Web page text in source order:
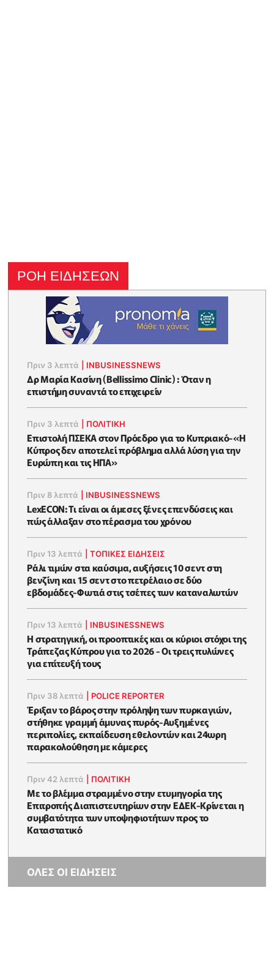
ΡΟΗ ΕΙΔΗΣΕΩΝ
Πριν 3 λεπτά INBUSINESSNEWS
Δρ Μαρία Κασίνη (Bellissimo Clinic) : Όταν η
επιστήμη συναντά το επιχειρείν
Πριν 3 λεπτά ΠΟΛΙΤΙΚΗ
Επιστολή ΠΣΕΚΑ στον Πρόεδρο για το Κυπριακό-«Η
Κύπρος δεν αποτελεί πρόβλημα αλλά λύση για την
Ευρώπη και τις ΗΠΑ»
Πριν 8 λεπτά INBUSINESSNEWS
LexECON: Τι είναι οι άμεσες ξένες επενδύσεις και
πώς άλλαξαν στο πέρασμα του χρόνου
Πριν 13 λεπτά |ΤΟΠΙΚΕΣ ΕΙΔΗΣΕΙΣ
Ράλι τιμών στα καύσιμα, αυξήσεις 10 σεντ στη
βενζίνη και 15 σεντ στο πετρέλαιο σε δύο
εβδομάδες-Φωτιά στις τσέπες των καταναλωτών
Πριν 13 λεπτά INBUSINESSNEWS
Η στρατηγική, οι προοπτικές και οι κύριοι στόχοι της
Τράπεζας Κύπρου για το 2026 - Οι τρεις πυλώνες
για επίτευξή τους
Πριν 38 λεπτά POLICE REPORTER
Έριξαν το βάρος στην πρόληψη των πυρκαγιών,
στήθηκε γραμμή άμυνας πυρός-Αυξημένες
περιπολίες, εκπαίδευση εθελοντών και 24ωρη
παρακολούθηση με κάμερες
Πριν 42 λεπτά ΠΟΛΙΤΙΚΗ
Με το βλέμμα στραμμένο στην ετυμηγορία της
Επιτροπής Διαπιστευτηρίων στην ΕΔΕΚ-Κρίνεται η
συμβατότητα των υποψηφιοτήτων προς το
Καταστατικό
ΟΛΕΣ ΟΙ ΕΙΔΗΣΕΙΣ